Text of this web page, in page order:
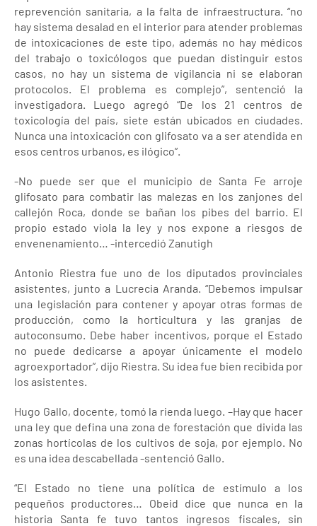
reprevención sanitaria, a la falta de infraestructura. “no
hay sistema desalad en el interior para atender problemas
de intoxicaciones de este tipo, además no hay médicos
del trabajo o toxicólogos que puedan distinguir estos
casos, no hay un sistema de vigilancia ni se elaboran
protocolos. El problema es complejo”, sentenció la
investigadora. Luego agregó “De los 21 centros de
toxicología del país, siete están ubicados en ciudades.
Nunca una intoxicación con glifosato va a ser atendida en
esos centros urbanos, es ilógico”.
-No puede ser que el municipio de Santa Fe arroje
glifosato para combatir las malezas en los zanjones del
callejón Roca, donde se bañan los pibes del barrio. El
propio estado viola la ley y nos expone a riesgos de
envenenamiento… -intercedió Zanutigh
Antonio Riestra fue uno de los diputados provinciales
asistentes, junto a Lucrecia Aranda. “Debemos impulsar
una legislación para contener y apoyar otras formas de
producción, como la horticultura y las granjas de
autoconsumo. Debe haber incentivos, porque el Estado
no puede dedicarse a apoyar únicamente el modelo
agroexportador”, dijo Riestra. Su idea fue bien recibida por
los asistentes.
Hugo Gallo, docente, tomó la rienda luego. –Hay que hacer
una ley que defina una zona de forestación que divida las
zonas hortícolas de los cultivos de soja, por ejemplo. No
es una idea descabellada -sentenció Gallo.
“El Estado no tiene una política de estímulo a los
pequeños productores… Obeid dice que nunca en la
historia Santa fe tuvo tantos ingresos fiscales, sin